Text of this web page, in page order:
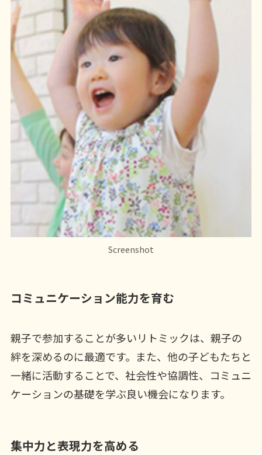
Screenshot
コミュニケーション能力を育む
親子で参加することが多いリトミックは、親子の
絆を深めるのに最適です。また、他の子どもたちと
一緒に活動することで、社会性や協調性、コミュニ
ケーションの基礎を学ぶ良い機会になります。
集中力と表現力を高める